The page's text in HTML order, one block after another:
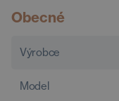
Obecné
Výrobce
Model